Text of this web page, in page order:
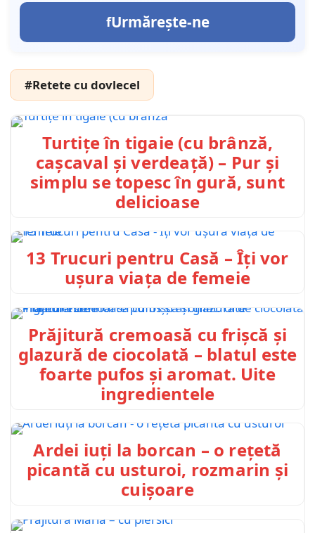
Urmărește-ne
#Retete cu dovlecel
Turtițe în tigaie (cu brânză,
cașcaval și verdeață) – Pur și
simplu se topesc în gură, sunt
delicioase
13 Trucuri pentru Casă – Îți vor
ușura viața de femeie
Prăjitură cremoasă cu frișcă și
glazură de ciocolată – blatul este
foarte pufos și aromat. Uite
ingredientele
Ardei iuți la borcan – o rețetă
picantă cu usturoi, rozmarin și
cuișoare